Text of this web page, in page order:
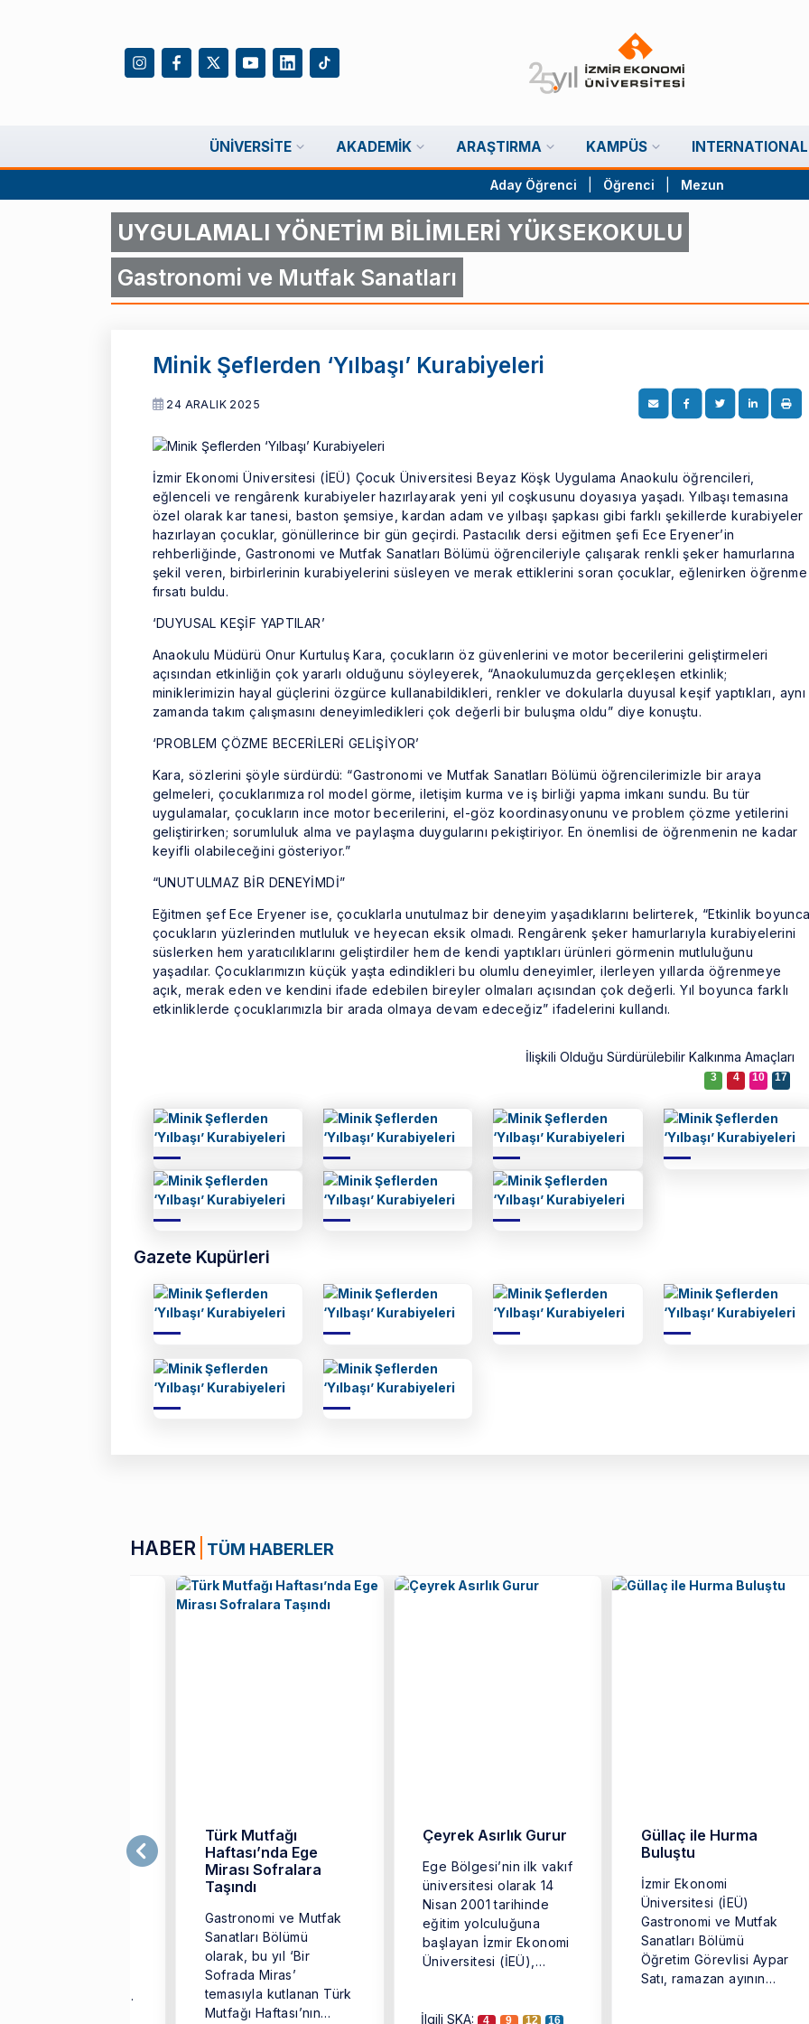
ÜNIVERSITE AKADEMIK ARAŞTIRMA KAMPÜS INTERNATIONAL
Aday Öğrenci Öğrenci Mezun
UYGULAMALI YÖNETİM BİLİMLERİ YÜKSEKOKULU
Gastronomi ve Mutfak Sanatları
Minik Şeflerden ‘Yılbaşı’ Kurabiyeleri
24 ARALIK 2025
İzmir Ekonomi Üniversitesi (İEÜ) Çocuk Üniversitesi Beyaz Köşk Uygulama Anaokulu öğrencileri,
eğlenceli ve rengârenk kurabiyeler hazırlayarak yeni yıl coşkusunu doyasıya yaşadı. Yılbaşı temasına
özel olarak kar tanesi, baston şemsiye, kardan adam ve yılbaşı şapkası gibi farklı şekillerde kurabiyeler
hazırlayan çocuklar, gönüllerince bir gün geçirdi. Pastacılık dersi eğitmen şefi Ece Eryener’in
rehberliğinde, Gastronomi ve Mutfak Sanatları Bölümü öğrencileriyle çalışarak renkli şeker hamurlarına
şekil veren, birbirlerinin kurabiyelerini süsleyen ve merak ettiklerini soran çocuklar, eğlenirken öğrenme
fırsatı buldu.
‘DUYUSAL KEŞİF YAPTILAR’
Anaokulu Müdürü Onur Kurtuluş Kara, çocukların öz güvenlerini ve motor becerilerini geliştirmeleri
açısından etkinliğin çok yararlı olduğunu söyleyerek, “Anaokulumuzda gerçekleşen etkinlik;
miniklerimizin hayal güçlerini özgürce kullanabildikleri, renkler ve dokularla duyusal keşif yaptıkları, aynı
zamanda takım çalışmasını deneyimledikleri çok değerli bir buluşma oldu” diye konuştu.
‘PROBLEM ÇÖZME BECERİLERİ GELİŞİYOR’
Kara, sözlerini şöyle sürdürdü: “Gastronomi ve Mutfak Sanatları Bölümü öğrencilerimizle bir araya
gelmeleri, çocuklarımıza rol model görme, iletişim kurma ve iş birliği yapma imkanı sundu. Bu tür
uygulamalar, çocukların ince motor becerilerini, el-göz koordinasyonunu ve problem çözme yetilerini
geliştirirken; sorumluluk alma ve paylaşma duygularını pekiştiriyor. En önemlisi de öğrenmenin ne kadar
keyifli olabileceğini gösteriyor.”
“UNUTULMAZ BİR DENEYİMDİ”
Eğitmen şef Ece Eryener ise, çocuklarla unutulmaz bir deneyim yaşadıklarını belirterek, “Etkinlik
çocukların yüzlerinden mutluluk ve heyecan eksik olmadı. Rengârenk şeker hamurlarıyla kurabiyelerini
süslerken hem yaratıcılıklarını geliştirdiler hem de kendi yaptıkları ürünleri görmenin mutluluğunu
yaşadılar. Çocuklarımızın küçük yaşta edindikleri bu olumlu deneyimler, ilerleyen yıllarda öğrenmeye
açık, merak eden ve kendini ifade edebilen bireyler olmaları açısından çok değerli. Yıl boyunca farklı
etkinliklerde çocuklarımızla bir arada olmaya devam edeceğiz” ifadelerini kullandı.
İlişkili Olduğu Sürdürülebilir Kalkınma Amaçları
3 4 10 17
Gazete Kupürleri
HABER TÜM HABERLER
Türk Mutfağı
Haftası’nda Ege
Mirası Sofralara
Taşındı
Gastronomi ve Mutfak
Sanatları Bölümü
olarak, bu yıl ‘Bir
Sofrada Miras’
temasıyla kutlanan Türk
Mutfağı Haftası’nın
Çeyrek Asırlık Gurur
Ege Bölgesi’nin ilk vakıf
üniversitesi olarak 14
Nisan 2001 tarihinde
eğitim yolculuğuna
başlayan İzmir Ekonomi
Üniversitesi (İEÜ),
İlgili SKA: 4 9 12 16
Güllaç ile Hurma
Buluştu
İzmir Ekonomi
Üniversitesi (İEÜ)
Gastronomi ve Mutfak
Sanatları Bölümü
Öğretim Görevlisi Aypar
Satı, ramazan ayının